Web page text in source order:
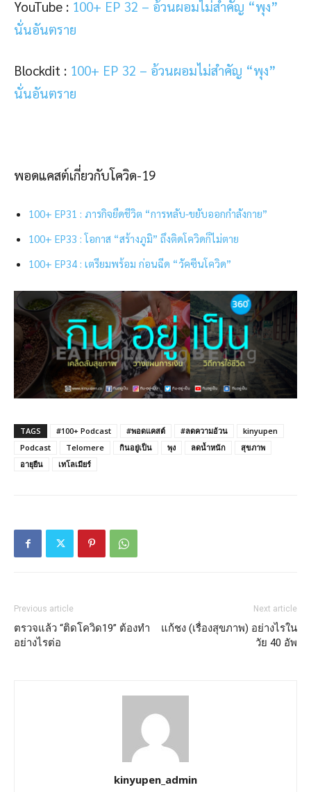
YouTube : 100+ EP 32 – อ้วนผอมไม่สำคัญ “พุง”
นั่นอันตราย
Blockdit : 100+ EP 32 – อ้วนผอมไม่สำคัญ “พุง”
นั่นอันตราย
พอดแคสต์เกี่ยวกับโควิด-19
100+ EP31 : ภารกิจยืดชีวิต “การหลับ-ขยับออกกำลังกาย”
100+ EP33 : โอกาส “สร้างภูมิ” ถึงติดโควิดก็ไม่ตาย
100+ EP34 : เตรียมพร้อม ก่อนฉีด “วัคซีนโควิด”
TAGS #100+ Podcast #พอดแคสต์ #ลดความอ้วน
kinyupen
Podcast
Telomere กินอยู่เป็น พุง ลดน้ำหนัก
สุขภาพ
อายุยืน
เทโลเมียร์
Previous article
ตรวจแล้ว “ติดโควิด19” ต้องทำ
อย่างไรต่อ
Next article
แก้ชง (เรื่องสุขภาพ) อย่างไรใน
วัย 40 อัพ
kinyupen_admin